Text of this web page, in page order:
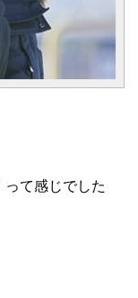
って感じでした